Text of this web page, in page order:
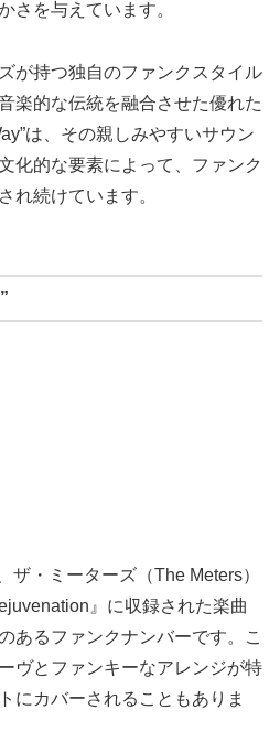
さを与えています。
が持つ独自のファンクスタイル
楽的な伝統を融合させた優れた
は、その親しみやすいサウン
化的な要素によって、ファンク
れ続けています。
ザ・ミーターズ（The Meters）
』に収録された楽曲
あるファンクナンバーです。こ
ヴとファンキーなアレンジが特
にカバーされることもありま